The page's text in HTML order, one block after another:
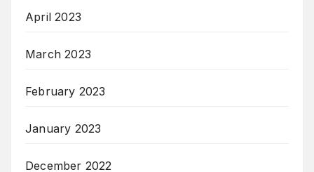
April 2023
March 2023
February 2023
January 2023
December 2022